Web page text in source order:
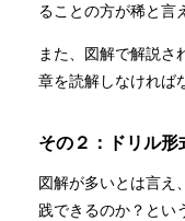
ることの方が稀と言
また、図解で解説さ
章を読解しなければ
その２：ドリル形
図解が多いとは言え
践できるのか？とい